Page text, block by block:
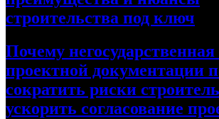
строительства под ключ
Почему негосударственная
проектной документации
сократить риски
ускорить согласование